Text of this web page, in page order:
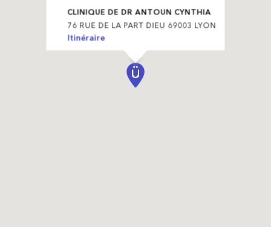
CLINIQUE DE DR ANTOUN CYNTHIA
76 RUE DE LA PART DIEU 69003 LYON
Itinéraire